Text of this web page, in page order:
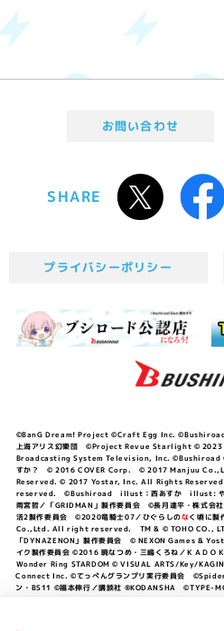
お問い合わせ
SHARE
プライバシーポリシー
©BanG Dream! Project ©Craft Egg Inc. ©Bushiroad
上海アリス幻樂団 ©Project Revue Starlight ©
Broadcasting System Television, Inc. ©Bushiroad
すか？ © 2016 COVER Corp. © 2017 Manjuu
Reserved. © 2017 Yostar, Inc. All Rights
reserved. ©Bushiroad illust：西あすか illust: やち
雨宮哲／「GRIDMAN」製作委員会 ©長月達平・株式会
活2製作委員会 ©2020竜騎士07／ひぐらしのなく頃に
Co.,Ltd. All right reserved. TM & © TOHO CO.,
「DYNAZENON」製作委員会 © NEXON Games &
イク製作委員会 ©2016 暁なつめ・三嶋くろね／ＫＡＤＯ
Wonder Ring STARDOM © VISUAL ARTS/Key/
Connect Inc. ©てっぺんグランプリ実行委員会
ン・BS11 ©福本伸行／講談社 ®KODANSHA ©TYPE-